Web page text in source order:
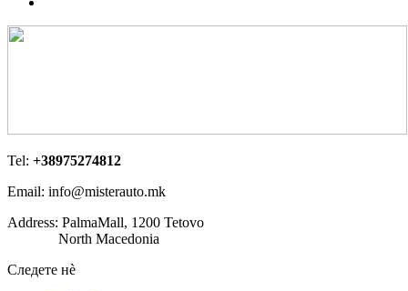
Tel: +38975274812
Email: info@misterauto.mk
Address: PalmaMall, 1200 Tetovo
North Macedonia
Следете нè